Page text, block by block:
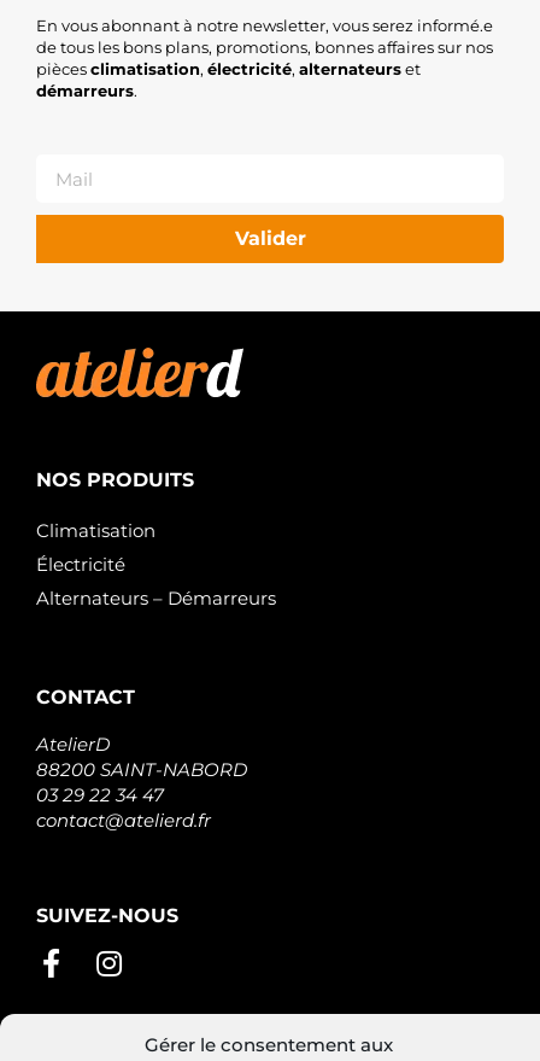
Gérer le consentement aux
En vous abonnant à notre newsletter, vous serez informé.e
de tous les bons plans, promotions, bonnes affaires sur nos
piècesclimatisation, électricité, alternateurset
démarreurs.
Valider
NOS PRODUITS
Climatisation
Électricité
Alternateurs – Démarreurs
CONTACT
AtelierD
88200 SAINT-NABORD
03 29 22 34 47
contact@atelierd.fr
SUIVEZ-NOUS